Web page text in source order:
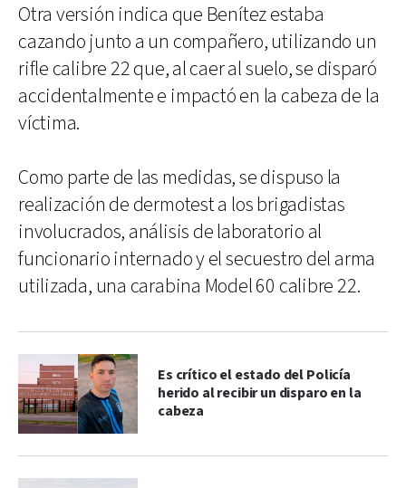
Otra versión indica que Benítez estaba
cazando junto a un compañero, utilizando un
rifle calibre 22 que, al caer al suelo, se disparó
accidentalmente e impactó en la cabeza de la
víctima.
Como parte de las medidas, se dispuso la
realización de dermotest a los brigadistas
involucrados, análisis de laboratorio al
funcionario internado y el secuestro del arma
utilizada, una carabina Model 60 calibre 22.
Es crítico el estado del Policía
herido al recibir un disparo en la
cabeza